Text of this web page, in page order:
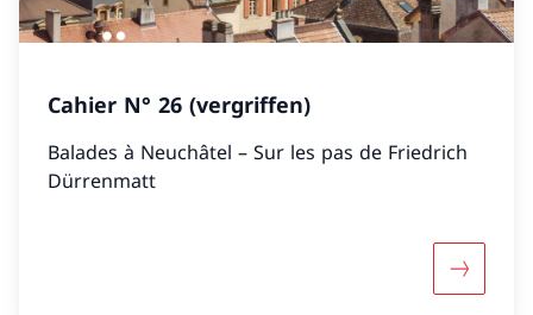
Cahier N° 26 (vergriffen)
Balades à Neuchâtel – Sur les pas de Friedrich
Dürrenmatt
Mehr